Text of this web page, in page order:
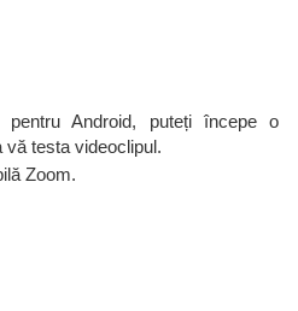
Android, puteți începe o
vă testa videoclipul.
Zoom.